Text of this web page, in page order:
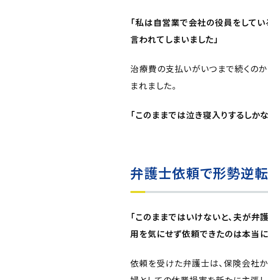
「私は自営業で会社の役員をして
言われてしまいました」
治療費の支払いがいつまで続くの
まれました。
「このままでは泣き寝入りするしか
弁護士依頼で形勢逆
「このままではいけないと、夫が
用を気にせず依頼できたのは本当に
依頼を受けた弁護士は、保険会社